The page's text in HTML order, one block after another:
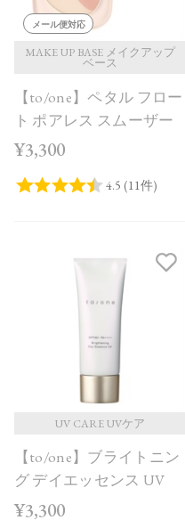
メール便対応
MAKE UP BASE メイクアップ
ベース
【to/one】ペタル フロー
ト ポアレス スムーザー
¥3,300
UV CARE UVケア
【to/one】ブライトニン
グ デイエッセンス UV
¥3,300